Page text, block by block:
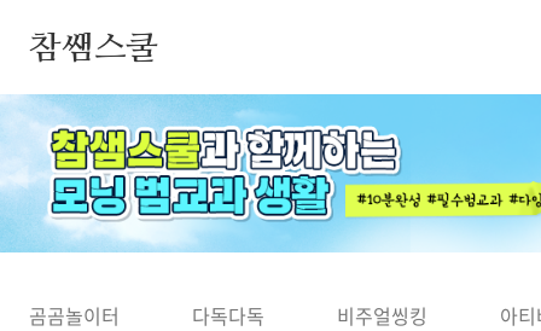
참쌤스쿨
◀
곰곰놀이터 다독다독 비주얼씽킹 아